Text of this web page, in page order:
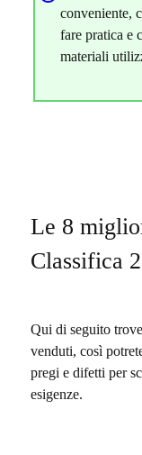
conveniente,
fare pratica e
materiali
Le 8
Classifica
Qui di seguito
venduti, così
pregi e difetti per
esigenze.